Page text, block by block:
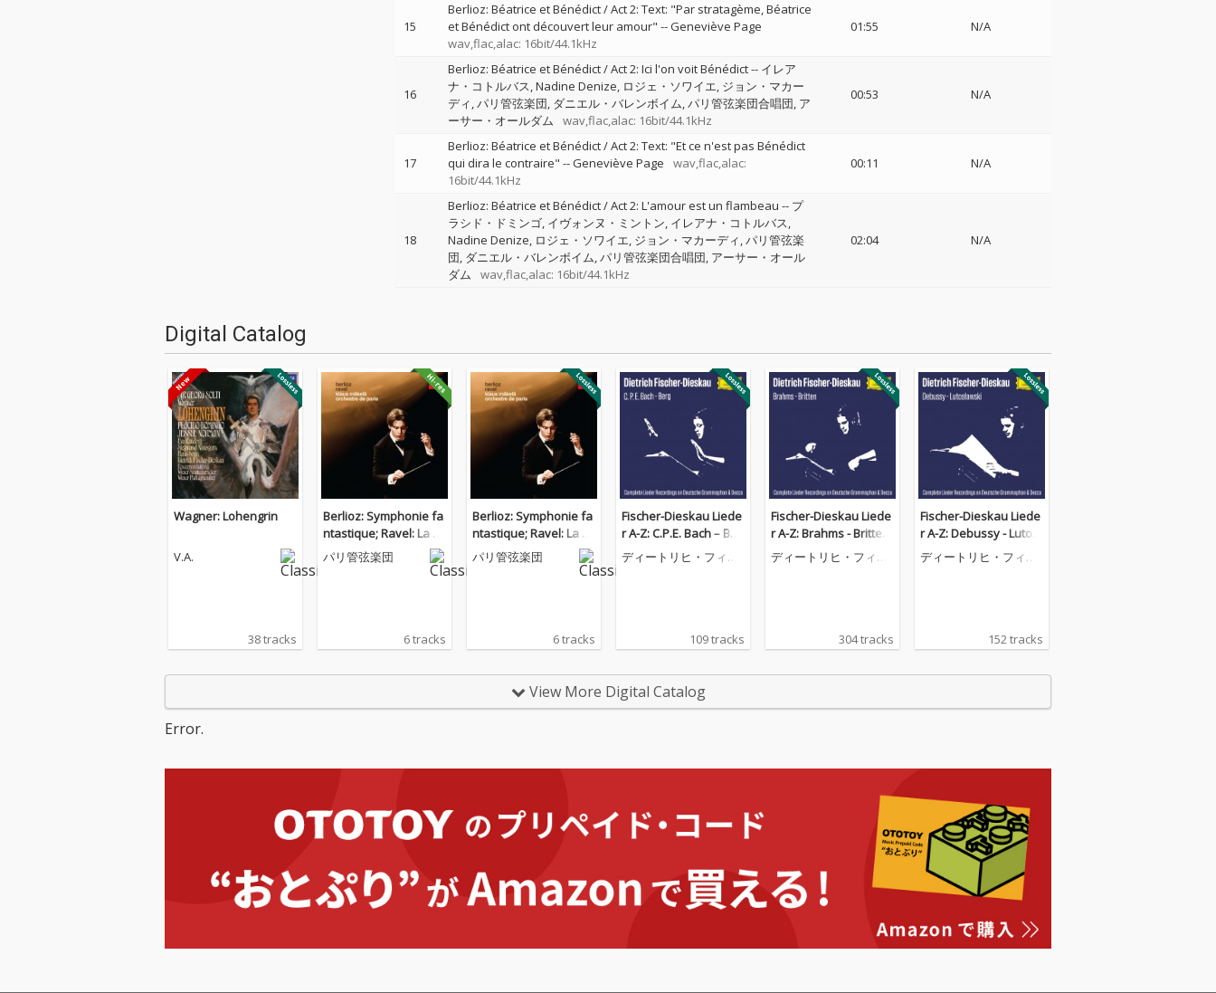
15
Berlioz: Béatrice et Bénédict / Act 2: Text: "Par stratagème, Béatrice
et Bénédict ont découvert leur amour" --Geneviève Page
wav,flac,alac: 16bit/44.1kHz
01:55 N/A
16
Berlioz: Béatrice et Bénédict / Act 2: Ici l'on voit Bénédict-- イレア
ナ・コトルバス Nadine Denize ロジェ・ソワイエ ジョン・マカー
ディ パリ管弦楽団 ダニエル・バレンボイム パリ管弦楽団合唱団 ア
ーサー・オールダム
wav,flac,alac: 16bit/44.1kHz
00:53 N/A
17
Berlioz: Béatrice et Bénédict / Act 2: Text: "Et ce n'est pas Bénédict
qui dira le contraire" --Geneviève Page
wav,flac,alac:
16bit/44.1kHz
00:11 N/A
18
Berlioz: Béatrice et Bénédict / Act 2: L'amour est un flambeau -- プ
ラシド・ドミンゴ イヴォンヌ・ミントン イレアナ・コトルバス
Nadine Denize ロジェ・ソワイエ ジョン・マカーディ パリ管弦楽
団 ダニエル・バレンボイム パリ管弦楽団合唱団 アーサー・オール
ダム
wav,flac,alac: 16bit/44.1kHz
02:04 N/A
Digital Catalog
Wagner: Lohengrin
V.A.
38 tracks
Berlioz: Symphonie fa
ntastique; Ravel: La va
lse
パリ管弦楽団
6 tracks
Berlioz: Symphonie fa
ntastique; Ravel: La va
lse
パリ管弦楽団
6 tracks
Fischer-Dieskau Liede
r A-Z: C.P.E. Bach – Ber
g (Complete Lieder Re
cordings on DG & Dec
ディートリヒ・フィッ
109 tracks
Fischer-Dieskau Liede
r A-Z: Brahms - Britten
(Complete Lieder Reco
rdings on DG & Decca)
ディートリヒ・フィッ
304 tracks
Fischer-Dieskau Liede
r A-Z: Debussy - Lutosł
awski (Complete Liede
r Recordings on DG &
ディートリヒ・フィッ
152 tracks
View More Digital Catalog
Error.